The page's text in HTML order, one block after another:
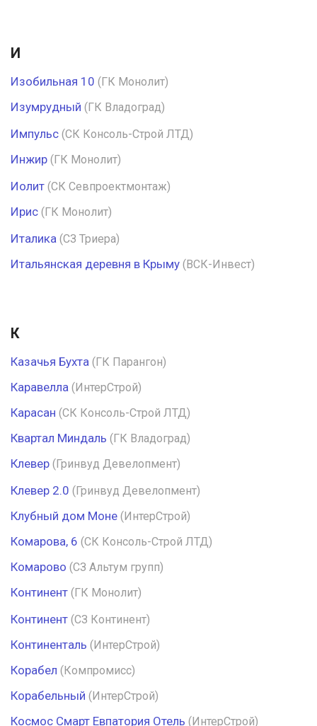
И
Изобильная 10 (ГК Монолит)
Изумрудный (ГК Владоград)
Импульс (СК Консоль-Строй ЛТД)
Инжир (ГК Монолит)
Иолит (СК Севпроектмонтаж)
Ирис (ГК Монолит)
Италика (СЗ Триера)
Итальянская деревня в Крыму (ВСК-Инвест)
К
Казачья Бухта (ГК Парангон)
Каравелла (ИнтерСтрой)
Карасан (СК Консоль-Строй ЛТД)
Квартал Миндаль (ГК Владоград)
Клевер (Гринвуд Девелопмент)
Клевер 2.0 (Гринвуд Девелопмент)
Клубный дом Моне (ИнтерСтрой)
Комарова, 6 (СК Консоль-Строй ЛТД)
Комарово (СЗ Альтум групп)
Континент (ГК Монолит)
Континент (СЗ Континент)
Континенталь (ИнтерСтрой)
Корабел (Компромисс)
Корабельный (ИнтерСтрой)
Космос Смарт Евпатория Отель (ИнтерСтрой)